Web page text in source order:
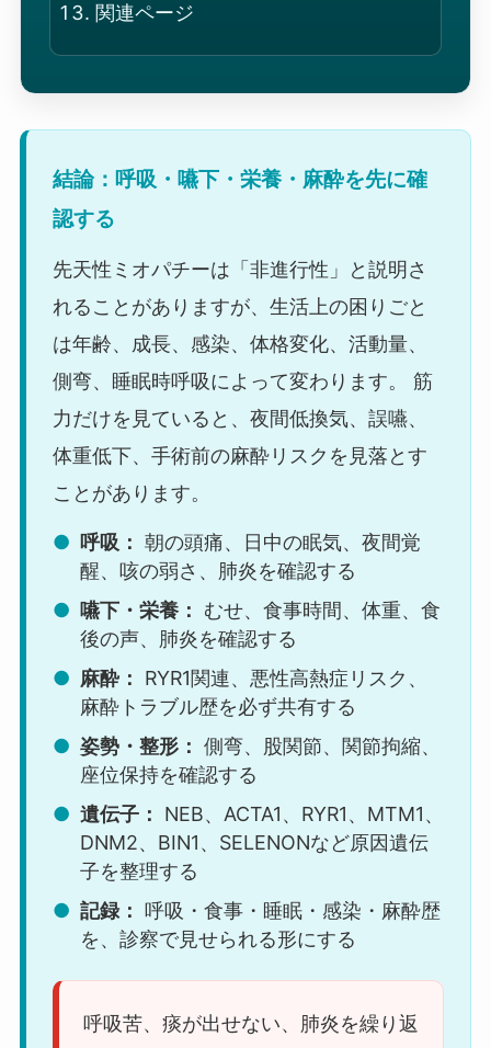
関連ページ
結論：呼吸・嚥下・栄養・麻酔を先に確
認する
先天性ミオパチーは「非進行性」と説明さ
れることがありますが、生活上の困りごと
は年齢、成長、感染、体格変化、活動量、
側弯、睡眠時呼吸によって変わります。 筋
力だけを見ていると、夜間低換気、誤嚥、
体重低下、手術前の麻酔リスクを見落とす
ことがあります。
呼吸： 朝の頭痛、日中の眠気、夜間覚
醒、咳の弱さ、肺炎を確認する
嚥下・栄養：
むせ、食事時間、体重、食
後の声、肺炎を確認する
麻酔：
RYR1関連、悪性高熱症リスク、
麻酔トラブル歴を必ず共有する
姿勢・整形： 側弯、股関節、関節拘縮、
座位保持を確認する
遺伝子：
NEB、ACTA1、RYR1、MTM1、
DNM2、BIN1、SELENONなど原因遺伝
子を整理する
記録： 呼吸・食事・睡眠・感染・麻酔歴
を、診察で見せられる形にする
呼吸苦、痰が出せない、肺炎を繰り返